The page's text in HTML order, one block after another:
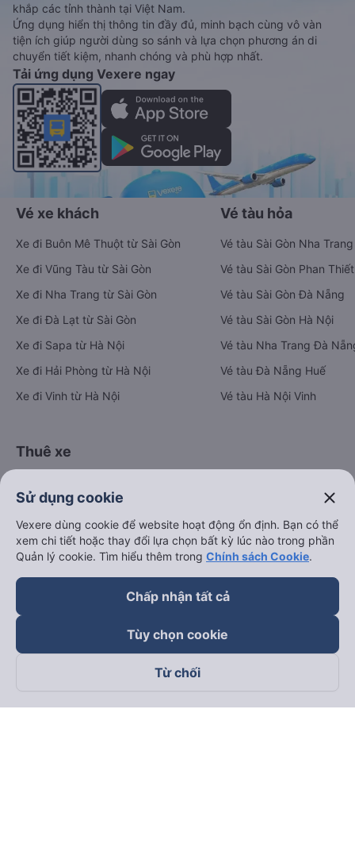
khắp các tỉnh thành tại Việt Nam.
Ứng dụng hiển thị thông tin đầy đủ, minh bạch cùng vô vàn
tiện ích giúp người dùng so sánh và lựa chọn phương án di
chuyển tiết kiệm, nhanh chóng và phù hợp nhất.
Tải ứng dụng Vexere ngay
Vé xe khách
Xe đi Buôn Mê Thuột từ Sài Gòn
Xe đi Vũng Tàu từ Sài Gòn
Xe đi Nha Trang từ Sài Gòn
Xe đi Đà Lạt từ Sài Gòn
Xe đi Sapa từ Hà Nội
Xe đi Hải Phòng từ Hà Nội
Xe đi Vinh từ Hà Nội
Vé tàu hỏa
Vé tàu Sài Gòn Nha Trang
Vé tàu Sài Gòn Phan Thiết
Vé tàu Sài Gòn Đà Nẵng
Vé tàu Sài Gòn Hà Nội
Vé tàu Nha Trang Đà
Vé tàu Đà Nẵng Huế
Vé tàu Hà Nội Vinh
Thuê xe
Hà Nội đi Hạ Long
Hà Nội đi Sa Pa
Hà Nội đi Tam Đảo
Đà Nẵng đi Hội An
Đà Nẵng đi Huế
Xem tất cả tuyến đường
Sử dụng cookie close
Vexere dùng cookie để website hoạt động ổn định. Bạn có thể
xem chi tiết hoặc thay đổi lựa chọn bất kỳ lúc nào trong phần
Quản lý cookie. Tìm hiểu thêm trong Chính sách Cookie.
Chấp nhận tất cả
Tùy chọn cookie
Từ chối